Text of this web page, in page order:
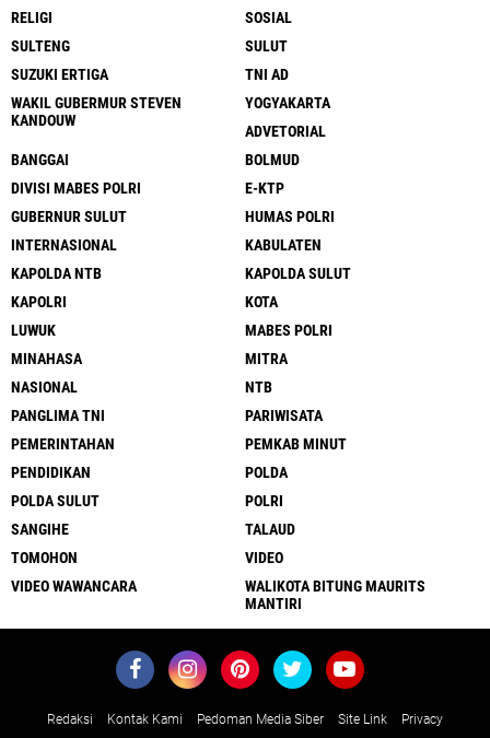
RELIGI
SOSIAL
SULTENG
SULUT
SUZUKI ERTIGA
TNI AD
WAKIL GUBERMUR STEVEN
KANDOUW
YOGYAKARTA
ADVETORIAL
BANGGAI
BOLMUD
DIVISI MABES POLRI
E-KTP
GUBERNUR SULUT
HUMAS POLRI
INTERNASIONAL
KABULATEN
KAPOLDA NTB
KAPOLDA SULUT
KAPOLRI
KOTA
LUWUK
MABES POLRI
MINAHASA
MITRA
NASIONAL
NTB
PANGLIMA TNI
PARIWISATA
PEMERINTAHAN
PEMKAB MINUT
PENDIDIKAN
POLDA
POLDA SULUT
POLRI
SANGIHE
TALAUD
TOMOHON
VIDEO
VIDEO WAWANCARA
WALIKOTA BITUNG MAURITS
MANTIRI
Redaksi Kontak Kami Pedoman Media Siber Site Link Privacy